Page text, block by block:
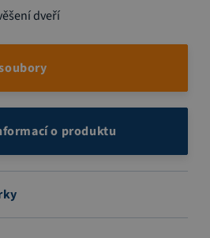
dveří
o produktu